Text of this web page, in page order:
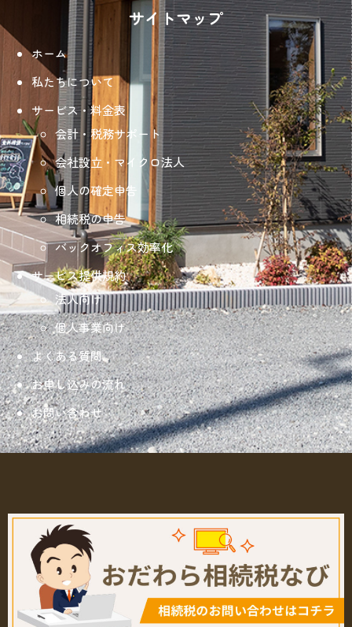
サイトマップ
ホーム
私たちについて
サービス・料金表
会計・税務サポート
会社設立・マイクロ法人
個人の確定申告
相続税の申告
バックオフィス効率化
サービス提供規約
法人向け
個人事業向け
よくある質問
お申し込みの流れ
お問い合わせ